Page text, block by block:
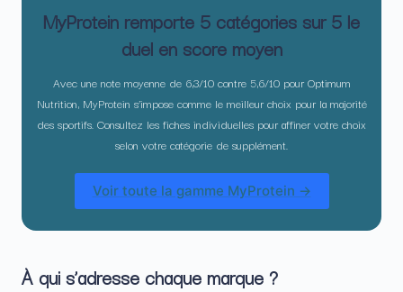
MyProtein remporte 5 catégories sur 5 le
duel en score moyen
Avec une note moyenne de 6,3/10 contre 5,6/10 pour Optimum
Nutrition, MyProtein s’impose comme le meilleur choix pour la majorité
des sportifs. Consultez les fiches individuelles pour affiner votre choix
selon votre catégorie de supplément.
Voir toute la gamme MyProtein →
À qui s’adresse chaque marque ?